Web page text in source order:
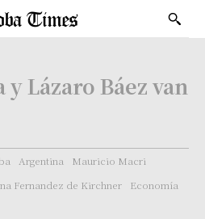
Lázaro Báez van
Argentina
Mauricio Macri
Fernandez de Kirchner
Economía